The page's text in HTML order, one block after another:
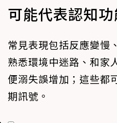
可能代表認知功
常見表現包括反應變慢
熟悉環境中迷路、和家
便溺失誤增加；這些都
期訊號。